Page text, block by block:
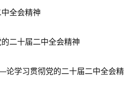
全会精神
二十届二中全会精神
论学习贯彻党的二十届二中全会